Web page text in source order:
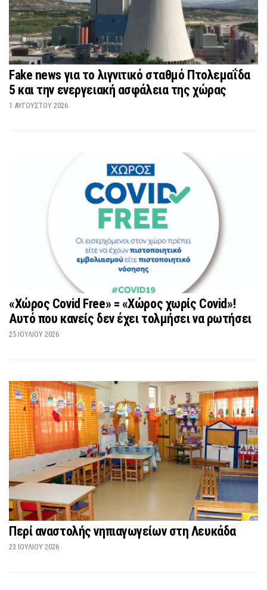
Fake news για το λιγνιτικό σταθμό Πτολεμαΐδα
5 και την ενεργειακή ασφάλεια της χώρας
1 ΑΥΓΟΎΣΤΟΥ 2026
«Χώρος Covid Free» = «Χώρος χωρίς Covid»!
Αυτό που κανείς δεν έχει τολμήσει να ρωτήσει
25 ΙΟΥΛΊΟΥ 2026
Περί αναστολής νηπιαγωγείων στη Λευκάδα
23 ΙΟΥΛΊΟΥ 2026